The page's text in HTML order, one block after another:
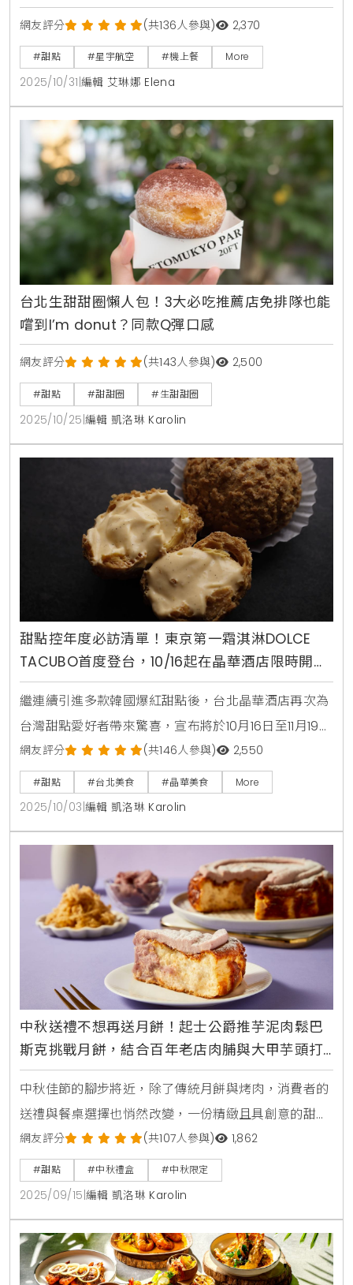
道紅豆，東京大阪返台航線獨家供應
網友評分 (共136人參與) 2,370
#甜點 #星宇航空 #機上餐 More
2025/10/31 編輯 艾琳娜 Elena
台北生甜甜圈懶人包！3大必吃推薦店免排隊也能
嚐到I’m donut？同款Q彈口感
網友評分 (共143人參與) 2,500
#甜點 #甜甜圈 #生甜甜圈
2025/10/25 編輯 凱洛琳 Karolin
甜點控年度必訪清單！東京第一霜淇淋DOLCE
TACUBO首度登台，10/16起在晶華酒店限時開賣
焦糖布丁與可麗露
繼連續引進多款韓國爆紅甜點後，台北晶華酒店再次為
台灣甜點愛好者帶來驚喜，宣布將於10月16日至11月19日
期間，邀請來自東京代官山的超人氣排隊名店「DOLCE
TACUBO」來台客座，這也是該品牌首度登陸台灣，地
點就在晶華酒店一樓的Regent Gift Shop，饕客們無
需遠赴日本，就能品嚐到風靡東京貴婦圈的米其林級甜
點，感受最極致的味蕾饗宴。源自米其林一星的甜點
DNA「DOLCE TACUBO
網友評分 (共146人參與) 2,550
#甜點 #台北美食 #晶華美食 More
2025/10/03 編輯 凱洛琳 Karolin
中秋送禮不想再送月餅！起士公爵推芋泥肉鬆巴
斯克挑戰月餅，結合百年老店肉脯與大甲芋頭打
造台灣鹹甜新食感體驗
中秋佳節的腳步將近，除了傳統月餅與烤肉，消費者的
送禮與餐桌選擇也悄然改變，一份精緻且具創意的甜
點，正成為凝聚情感與展現品味的新焦點，知名品牌
「起士公爵」今年便看準此趨勢，推出融合台灣人共同
味覺記憶的「芋泥肉鬆巴斯克」乳酪蛋糕，將經典鹹甜
風味重新詮釋，為中秋團聚時刻帶來令人驚喜的美味體
驗。台灣味巴斯克誕生，芋泥與百年肉脯的鹹甜協奏曲
這款「芋泥肉鬆巴斯克」可說是一場對台灣在地食材的
網友評分 (共107人參與) 1,862
#甜點 #中秋禮盒 #中秋限定
2025/09/15 編輯 凱洛琳 Karolin